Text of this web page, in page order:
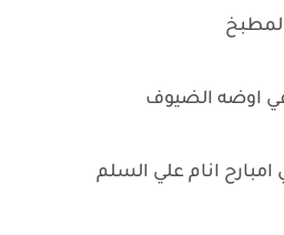
في اوضه الضيوف
انام علي السلم